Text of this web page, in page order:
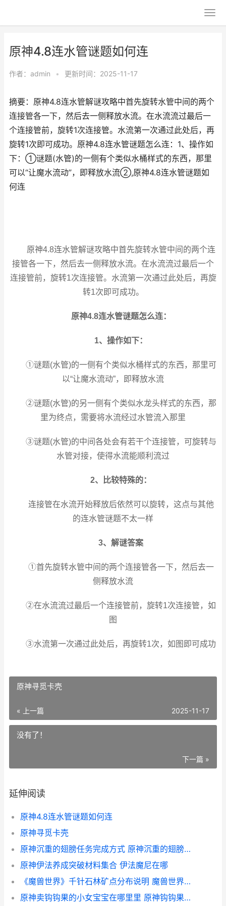
原神4.8连水管谜题如何连
作者： admin • 更新时间：2025-11-17
摘要：原神4.8连水管解谜攻略中首先旋转水管中间的两个
连接管各一下，然后去一侧释放水流。在水流流过最后一
个连接管前，旋转1次连接管。水流第一次通过此处后，再
旋转1次即可成功。原神4.8连水管谜题怎么连：1、操作如
下：①谜题(水管)的一侧有个类似水桶样式的东西，那里
可以“让魔水流动”，即释放水流②,原神4.8连水管谜题如
何连
原神4.8连水管解谜攻略中首先旋转水管中间的两个连
接管各一下，然后去一侧释放水流。在水流流过最后一个
连接管前，旋转1次连接管。水流第一次通过此处后，再旋
转1次即可成功。
原神4.8连水管谜题怎么连：
1、操作如下：
①谜题(水管)的一侧有个类似水桶样式的东西，那里可
以“让魔水流动”，即释放水流
②谜题(水管)的另一侧有个类似水龙头样式的东西，那
里为终点，需要将水流经过水管流入那里
③谜题(水管)的中间各处会有若干个连接管，可旋转与
水管对接，使得水流能顺利流过
2、比较特殊的：
连接管在水流开始释放后依然可以旋转，这点与其他
的连水管谜题不太一样
3、解谜答案
①首先旋转水管中间的两个连接管各一下，然后去一
侧释放水流
②在水流流过最后一个连接管前，旋转1次连接管，如
图
③水流第一次通过此处后，再旋转1次，如图即可成功
原神寻觅卡壳
« 上一篇 2025-11-17
没有了！
下一篇 »
延伸阅读
原神4.8连水管谜题如何连
原神寻觅卡壳
原神沉重的翅膀任务完成方式 原神沉重的翅膀有后续吗
原神伊法养成突破材料集合 伊法魔尼在哪
《魔兽世界》千针石林矿点分布说明 魔兽世界千魂
原神卖钩钩果的小女宝宝在哪里里 原神钩钩果怎么买